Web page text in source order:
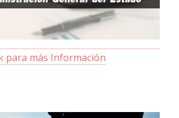
para más Información